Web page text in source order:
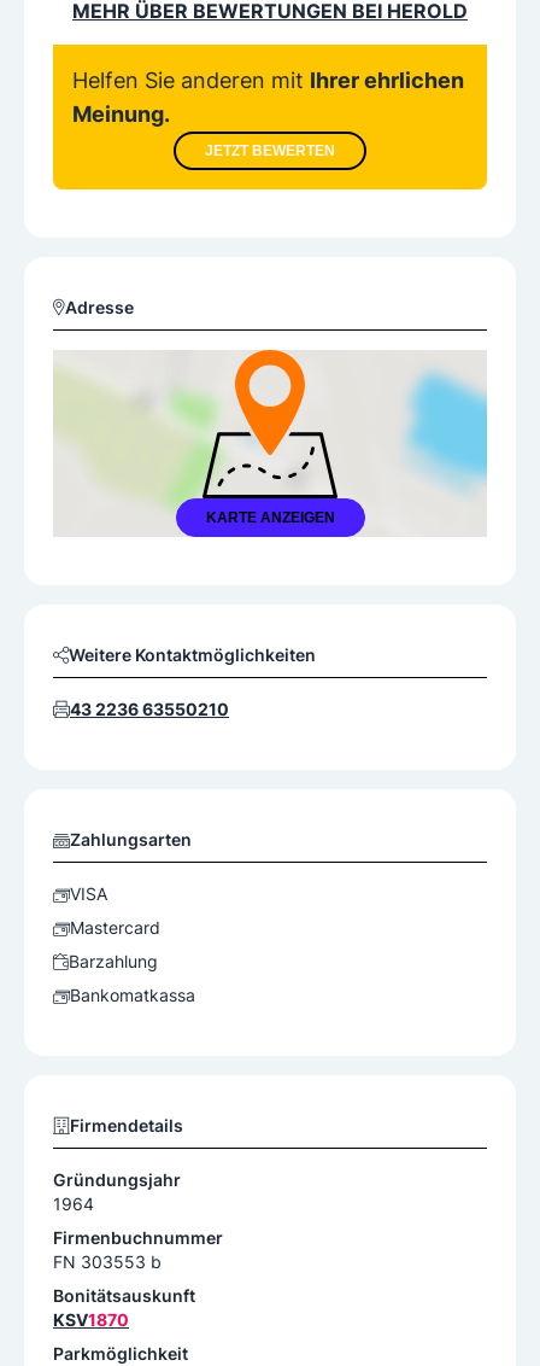
MEHR ÜBER BEWERTUNGEN BEI HEROLD
Helfen Sie anderen mit Ihrer ehrlichen
Meinung.
JETZT BEWERTEN
Adresse
KARTE ANZEIGEN
Weitere Kontaktmöglichkeiten
43 2236 63550210
Zahlungsarten
VISA
Mastercard
Barzahlung
Bankomatkassa
Firmendetails
Gründungsjahr
1964
Firmenbuchnummer
FN 303553 b
Bonitätsauskunft
KSV1870
Parkmöglichkeit